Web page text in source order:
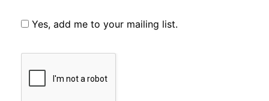
Yes, add me to your mailing list.